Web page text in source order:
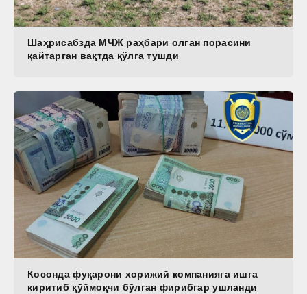
Шаҳрисабзда МЧЖ раҳбари олган порасини
қайтарган вақтда қўлга тушди
Косонда фуқарони хорижий компанияга ишга
киритиб қўймоқчи бўлган фирибгар ушланди